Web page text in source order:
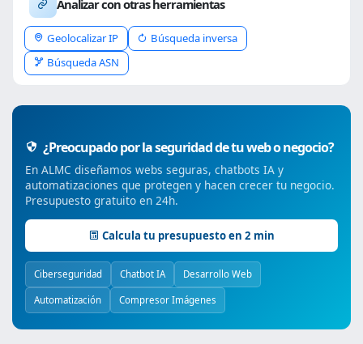
Analizar con otras herramientas
Geolocalizar IP
Búsqueda inversa
Búsqueda ASN
¿Preocupado por la seguridad de tu web o negocio?
En ALMC diseñamos webs seguras, chatbots IA y
automatizaciones que protegen y hacen crecer tu negocio.
Presupuesto gratuito en 24h.
Calcula tu presupuesto en 2 min
Ciberseguridad Chatbot IA Desarrollo Web
Automatización Compresor Imágenes